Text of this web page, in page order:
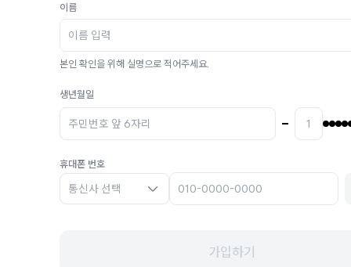
이름
본인 확인을 위해 실명으로 적어주세요.
생년월일
휴대폰 번호
통신사 선택
가입하기